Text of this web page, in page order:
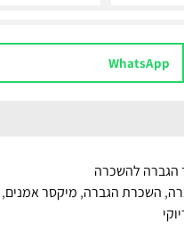
WhatsApp
הגברה להשכרה
, השכרת הגברה, מיקסר אמנים,